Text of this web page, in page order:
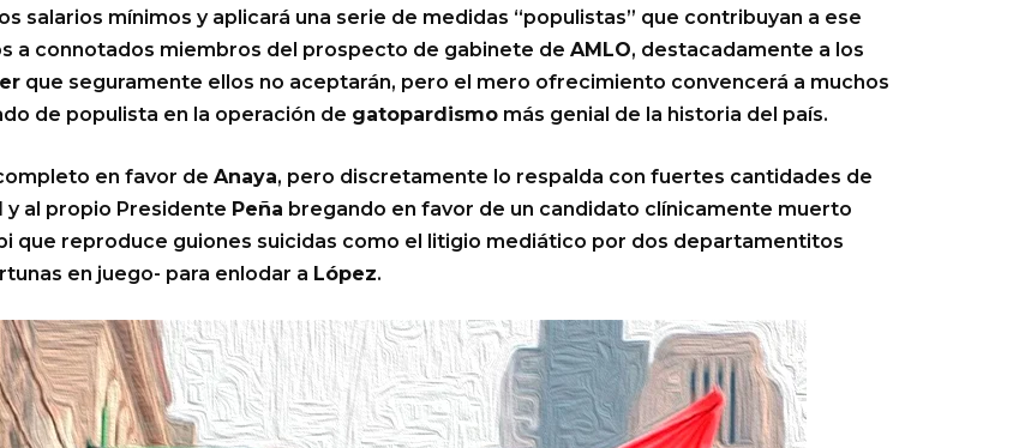
salarios mínimos y aplicará una serie de medidas “populistas” que contribuyan a ese
a connotados miembros del prospecto de gabinete de AMLO, destacadamente a los
que seguramente ellos no aceptarán, pero el mero ofrecimiento convencerá a muchos
de populista en la operación de gatopardismo más genial de la historia del país.
en favor de Anaya, pero discretamente lo respalda con fuertes cantidades de
y al propio Presidente Peña bregando en favor de un candidato clínicamente muerto
que reproduce guiones suicidas como el litigio mediático por dos departamentitos
en juego- para enlodar a López.